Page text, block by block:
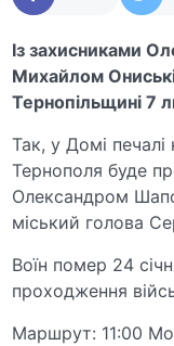
Із захисниками
Михайлом
Тернопільщині 7
Так, у Домі
Тернополя буде
Олександром
міський голова
Воїн помер 24
проходження
Маршрут: 11:00